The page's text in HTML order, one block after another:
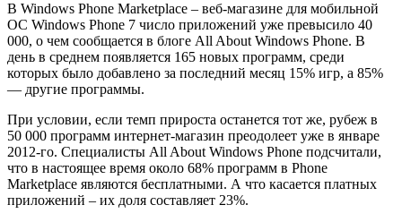
В Windows Phone Marketplace – веб-магазине для мобильной
ОС Windows Phone 7 число приложений уже превысило 40
000, о чем сообщается в блоге All About Windows Phone. В
день в среднем появляется 165 новых программ, среди
которых было добавлено за последний месяц 15% игр, а 85%
— другие программы.
При условии, если темп прироста останется тот же, рубеж в
50 000 программ интернет-магазин преодолеет уже в январе
2012-го. Специалисты All About Windows Phone подсчитали,
что в настоящее время около 68% программ в Phone
Marketplace являются бесплатными. А что касается платных
приложений – их доля составляет 23%.